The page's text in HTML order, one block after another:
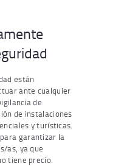
están
ante cualquier
de
de instalaciones
y turísticas.
garantizar la
as, ya que
tiene precio.